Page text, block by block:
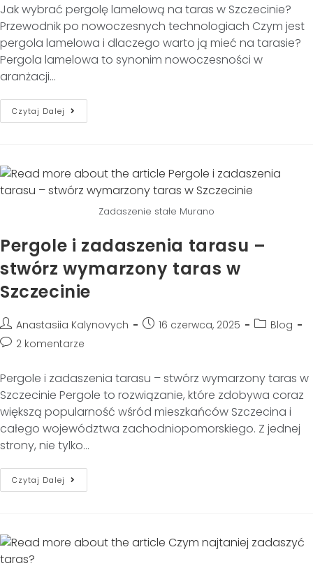
Jak wybrać pergolę lamelową na taras w Szczecinie?
Przewodnik po nowoczesnych technologiach Czym jest
pergola lamelowa i dlaczego warto ją mieć na tarasie?
Pergola lamelowa to synonim nowoczesności w
aranżacji…
Czytaj Dalej
Zadaszenie stałe Murano
Pergole i zadaszenia tarasu –
stwórz wymarzony taras w
Szczecinie
Anastasiia Kalynovych 16 czerwca, 2025
Blog
2 komentarze
Pergole i zadaszenia tarasu – stwórz wymarzony taras w
Szczecinie Pergole to rozwiązanie, które zdobywa coraz
większą popularność wśród mieszkańców Szczecina i
całego województwa zachodniopomorskiego. Z jednej
strony, nie tylko…
Czytaj Dalej